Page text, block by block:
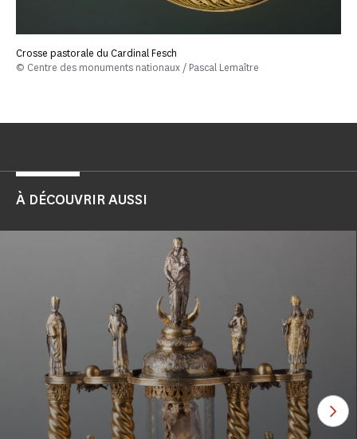
Crosse pastorale du Cardinal Fesch
© Centre des monuments nationaux / Pascal Lemaître
À DÉCOUVRIR AUSSI